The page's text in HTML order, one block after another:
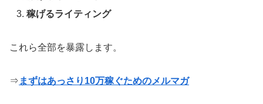
稼げるライティング
これら全部を暴露します。
⇒ まずはあっさり10万稼ぐためのメルマガ